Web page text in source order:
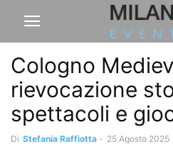
Cologno
rievocazione
spettacoli e
Di Stefania Raffiotta - 25 Agosto 2025